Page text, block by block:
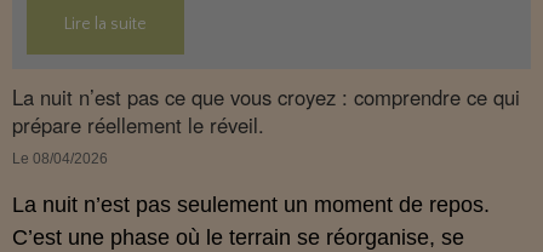
Cet article propose une mise au point claire, moderne
et conforme à la réglementation française de 2026.
Lire la suite
La nuit n’est pas ce que vous croyez : comprendre ce qui
prépare réellement le réveil.
Le 08/04/2026
La nuit n’est pas seulement un moment de repos.
C’est une phase où le terrain se réorganise, se